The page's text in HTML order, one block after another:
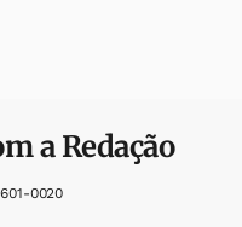
a Redação
0020